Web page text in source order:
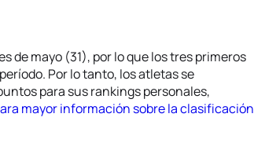
de mayo (31), por lo que los tres primeros
Por lo tanto, los atletas se
para sus rankings personales,
mayor información sobre la clasificación